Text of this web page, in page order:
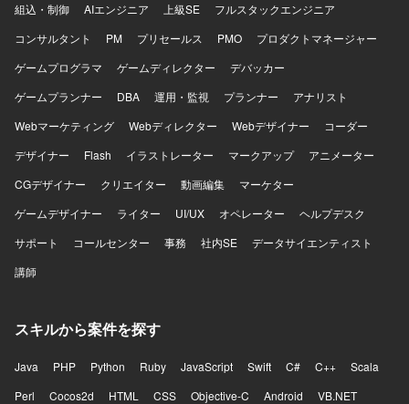
ーク（SASE/SSE）環境におけるNW領域（WAN、IPSec、
DNS、DHCP等）およびNWセキュリティ領域（FW、URL
クインフラ環境です。
組込・制御
AIエンジニア 上級SE
フルスタックエンジニア
コンサルタント
PM プリセールス PMO
プロダクトマネージャー
ゲームプログラマ
ゲームディレクター
デバッカー
ゲームプランナー
DBA 運用・監視 プランナー
アナリスト
Webマーケティング
Webディレクター Webデザイナー
コーダー
デザイナー
Flash イラストレーター マークアップ
アニメーター
CGデザイナー
クリエイター 動画編集
マーケター
ゲームデザイナー
ライター UI/UX オペレーター
ヘルプデスク
サポート
コールセンター 事務 社内SE
データサイエンティスト
講師
スキルから案件を探す
Java PHP Python Ruby JavaScript Swift C# C++
Scala
Perl
Cocos2d HTML CSS Objective-C Android
VB.NET